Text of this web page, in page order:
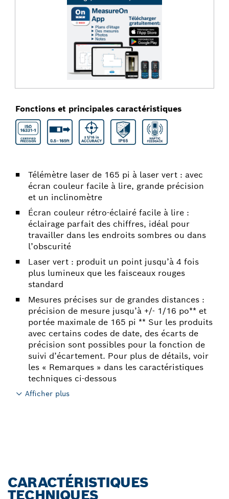
Télémètre laser de 165 pi à laser vert : avec
écran couleur facile à lire, grande précision
et un inclinomètre
Écran couleur rétro-éclairé facile à lire :
éclairage parfait des chiffres, idéal pour
travailler dans les endroits sombres ou dans
l’obscurité
Laser vert : produit un point jusqu’à 4 fois
plus lumineux que les faisceaux rouges
standard
Mesures précises sur de grandes distances :
précision de mesure jusqu’à +/- 1/16 po** et
portée maximale de 165 pi ** Sur les produits
avec certains codes de date, des écarts de
précision sont possibles pour la fonction de
suivi d’écartement. Pour plus de détails, voir
les « Remarques » dans les caractéristiques
techniques ci-dessous
Afficher plus
Fonctions et principales caractéristiques
CARACTÉRISTIQUES
TECHNIQUES